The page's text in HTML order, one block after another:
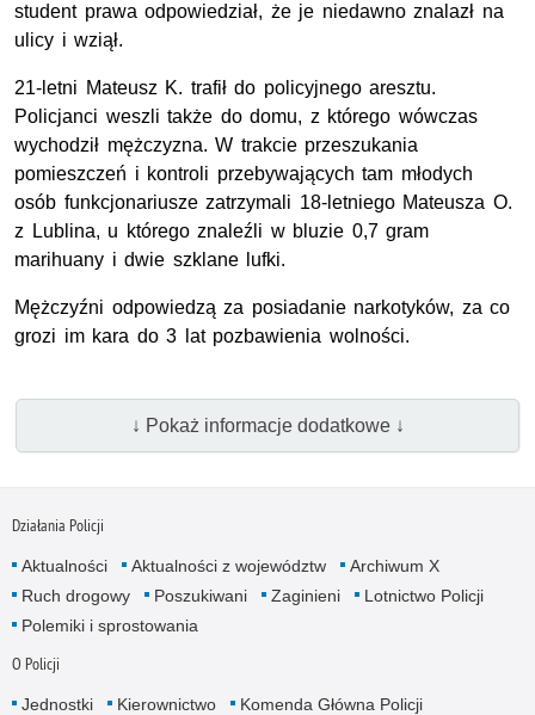
student prawa odpowiedział, że je niedawno znalazł na
ulicy i wziął.
21-letni Mateusz K. trafił do policyjnego aresztu.
Policjanci weszli także do domu, z którego wówczas
wychodził mężczyzna. W trakcie przeszukania
pomieszczeń i kontroli przebywających tam młodych
osób funkcjonariusze zatrzymali 18-letniego Mateusza O.
z Lublina, u którego znaleźli w bluzie 0,7 gram
marihuany i dwie szklane lufki.
Mężczyźni odpowiedzą za posiadanie narkotyków, za co
grozi im kara do 3 lat pozbawienia wolności.
↓ Pokaż informacje dodatkowe ↓
Działania Policji
Aktualności Aktualności z województw
Archiwum X
Ruch drogowy
Poszukiwani Zaginieni
Lotnictwo Policji
Polemiki i sprostowania
O Policji
Jednostki Kierownictwo
Komenda Główna Policji